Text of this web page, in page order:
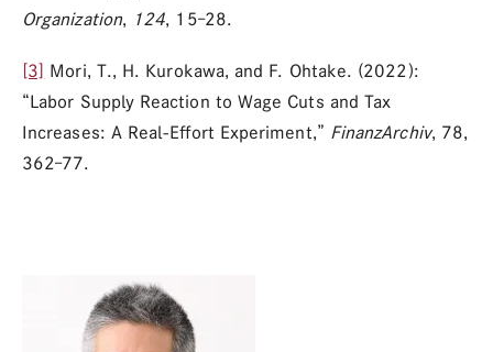
Organization, 124, 15–28.
[3]
Mori, T., H. Kurokawa, and F. Ohtake. (2022):
“Labor Supply Reaction to Wage Cuts and Tax
Increases: A Real-Effort Experiment,” FinanzArchiv, 78,
362–77.